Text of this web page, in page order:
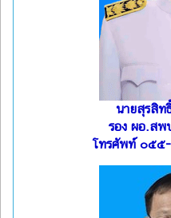
นายสุรสิท
รอง ผอ.สพ
โทรศัพท์ ๐๕